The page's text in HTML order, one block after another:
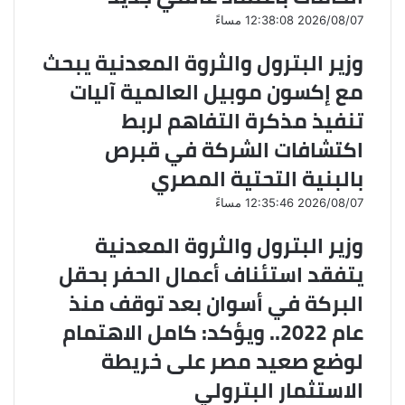
2026/08/07 12:38:08 مساءً
وزير البترول والثروة المعدنية يبحث
مع إكسون موبيل العالمية آليات
تنفيذ مذكرة التفاهم لربط
اكتشافات الشركة في قبرص
بالبنية التحتية المصري
2026/08/07 12:35:46 مساءً
وزير البترول والثروة المعدنية
يتفقد استئناف أعمال الحفر بحقل
البركة في أسوان بعد توقف منذ
عام 2022.. ويؤكد: كامل الاهتمام
لوضع صعيد مصر على خريطة
الاستثمار البترولي